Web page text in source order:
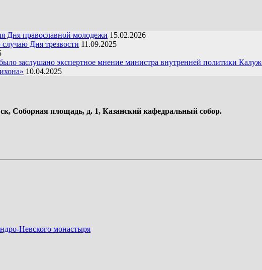
Дня православной молодежи 15.02.2026
Дня трезвости 11.09.2025
заслушано экспертное мнение министра внутренней политики
10.04.2025
Соборная площадь, д. 1, Казанский кафедральный собор.